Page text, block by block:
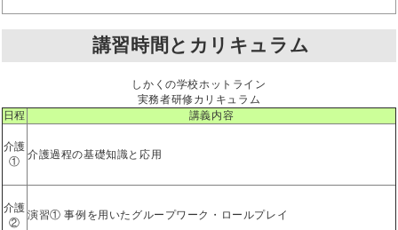
講習時間とカリキュラム
しかくの学校ホットライン
実務者研修カリキュラム
日程
講義内容
介護
①
介護過程の基礎知識と応用
介護
②
演習① 事例を用いたグループワーク・ロールプレイ